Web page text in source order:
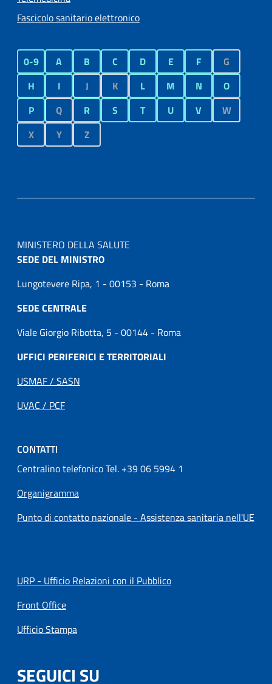
Fascicolo sanitario elettronico
0-9 A B C D E F
G
H
I J K L M N
O
P
Q R S T U V
W
X
Y Z
MINISTERO DELLA SALUTE
SEDE DEL MINISTRO
Lungotevere Ripa, 1 - 00153 - Roma
SEDE CENTRALE
Viale Giorgio Ribotta, 5 - 00144 - Roma
UFFICI PERIFERICI E TERRITORIALI
USMAF / SASN
UVAC / PCF
CONTATTI
Centralino telefonico Tel. +39 06 5994 1
Organigramma
Punto di contatto nazionale - Assistenza sanitaria nell'UE
URP - Ufficio Relazioni con il Pubblico
Front Office
Ufficio Stampa
SEGUICI SU